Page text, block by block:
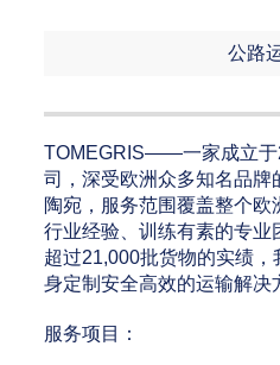
公路
TOMEGRIS——一家成立于
司，深受欧洲众多知名品牌
陶宛，服务范围覆盖整个
行业经验、训练有素的专业
超过21,000批货物的实绩
身定制安全高效的运输解决
服务项目：